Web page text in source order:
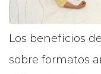
Los beneficios
sobre formatos